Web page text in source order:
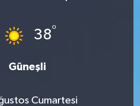
38°
Güneşli
Cumartesi